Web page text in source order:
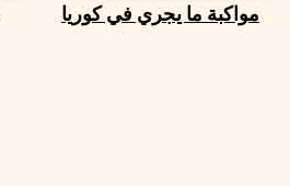
مواكبة ما يجري في كوريا